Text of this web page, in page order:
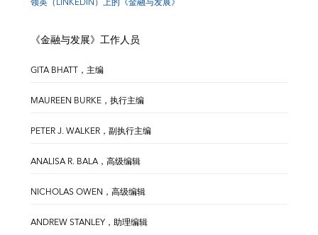
《金融与发展》工作人员
GITA BHATT，主编
MAUREEN BURKE，执行主编
PETER J. WALKER，副执行主编
ANALISA R. BALA，高级编辑
NICHOLAS OWEN，高级编辑
ANDREW STANLEY，助理编辑